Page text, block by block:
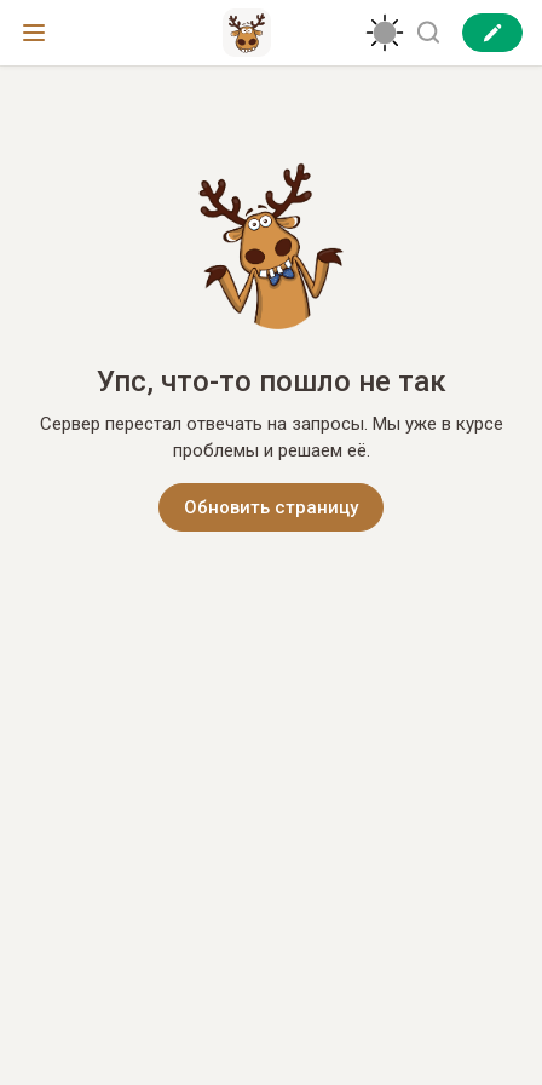
Упс, что-то пошло не так
Сервер перестал отвечать на запросы. Мы уже в курсе
проблемы и решаем её.
Обновить страницу